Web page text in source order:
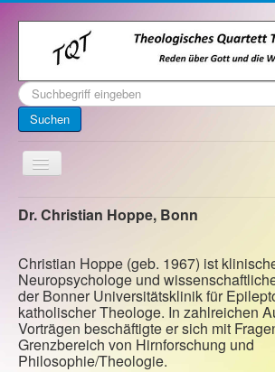
Suchen
...
Suchen
Toggle
Navigation
Startseite
Kontakt
Veranstaltungen
Archiv
Impressum
Dr. Christian Hoppe, Bonn
Christian Hoppe (geb. 1967) ist
Neuropsychologe und
der Bonner Universitätsklinik für
katholischer Theologe. In zahlreichen
Vorträgen beschäftigte er sich mit
Grenzbereich von Hirnforschung und
Philosophie/Theologie.